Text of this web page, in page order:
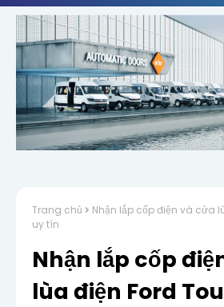
Trang chủ
Nhận lắp cốp điện và cửa
uy tín
Nhận lắp cốp
lùa điện Ford